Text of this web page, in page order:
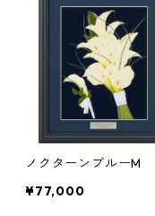
ノクターンブルーM
¥77,000